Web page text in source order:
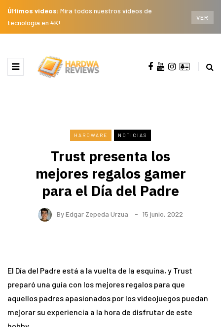
Últimos videos: Mira todos nuestros videos de
tecnología en 4K!
VER
HARDWARE NOTICIAS
Trust presenta los
mejores regalos gamer
para el Día del Padre
ByEdgar Zepeda Urzua 15 junio, 2022
El Día del Padre está a la vuelta de la esquina, y Trust
preparó una guía con los mejores regalos para que
aquellos padres apasionados por los videojuegos puedan
mejorar su experiencia a la hora de disfrutar de este